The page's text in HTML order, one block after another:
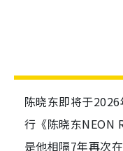
陈晓东即将于
行《陈晓东NEON
是他相隔7年再次